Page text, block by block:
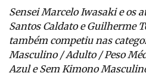
Sensei Marcelo Iwasaki e os
Santos Caldato e Guilherme
também competiu nas
Masculino / Adulto / Peso
Azul e Sem Kimono